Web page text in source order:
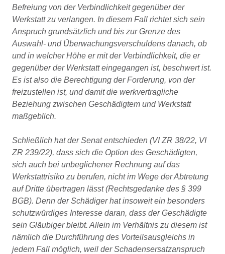
Befreiung von der Verbindlichkeit gegenüber der
Werkstatt zu verlangen. In diesem Fall richtet sich sein
Anspruch grundsätzlich und bis zur Grenze des
Auswahl- und Überwachungsverschuldens danach, ob
und in welcher Höhe er mit der Verbindlichkeit, die er
gegenüber der Werkstatt eingegangen ist, beschwert ist.
Es ist also die Berechtigung der Forderung, von der
freizustellen ist, und damit die werkvertragliche
Beziehung zwischen Geschädigtem und Werkstatt
maßgeblich.
Schließlich hat der Senat entschieden (VI ZR 38/22, VI
ZR 239/22), dass sich die Option des Geschädigten,
sich auch bei unbeglichener Rechnung auf das
Werkstattrisiko zu berufen, nicht im Wege der Abtretung
auf Dritte übertragen lässt (Rechtsgedanke des § 399
BGB). Denn der Schädiger hat insoweit ein besonders
schutzwürdiges Interesse daran, dass der Geschädigte
sein Gläubiger bleibt. Allein im Verhältnis zu diesem ist
nämlich die Durchführung des Vorteilsausgleichs in
jedem Fall möglich, weil der Schadensersatzanspruch